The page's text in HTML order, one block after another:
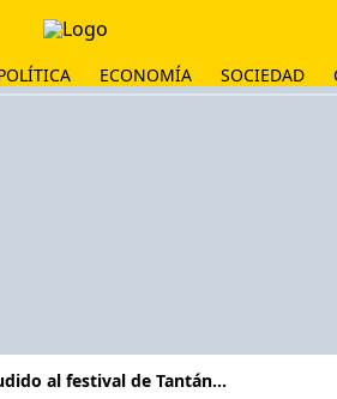
ECONOMÍA SOCIEDAD
al festival de Tantán...